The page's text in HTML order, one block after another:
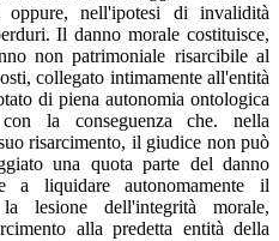
oppure, nell'ipotesi di invalidità
Il danno morale costituisce,
non patrimoniale risarcibile al
collegato intimamente all'entità
di piena autonomia ontologica
la conseguenza che. nella
risarcimento, il giudice non può
una quota parte del danno
a liquidare autonomamente il
lesione dell'integrità morale,
alla predetta entità della